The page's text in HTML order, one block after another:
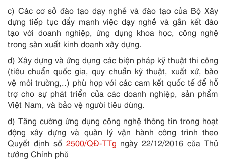
c) Các cơ sở đào tạo dạy nghề và đào tạo của Bộ Xây
dựng tiếp tục đẩy mạnh việc dạy nghề và gắn kết đào
tạo với doanh nghiệp, ứng dụng khoa học, công nghệ
trong sản xuất kinh doanh xây dựng.
d) Xây dựng và ứng dụng các biện pháp kỹ thuật thi công
(tiêu chuẩn quốc gia, quy chuẩn kỹ thuật, xuất xứ, bảo
vệ môi trường,..) phù hợp với các cam kết quốc tế để hỗ
trợ cho sự phát triển của các doanh nghiệp, sản phẩm
Việt Nam, và bảo vệ người tiêu dùng.
d) Tăng cường ứng dụng công nghệ thông tin trong hoạt
động xây dựng và quản lý vận hành công trình theo
Quyết định số 2500/QĐ-TTg ngày 22/12/2016 của Thủ
tướng Chính phủ